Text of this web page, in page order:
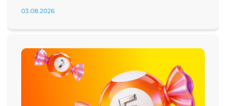
03.08.2026